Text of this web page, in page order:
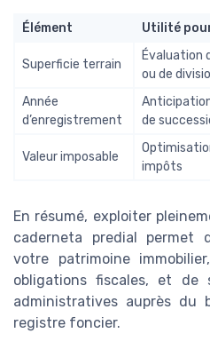
Élément Utilité
Superficie terrain
Évaluation
ou de
Année
d’enregistrement
de
Valeur imposable
impôts
En résumé, exploiter
caderneta predial permet
votre patrimoine
obligations fiscales, et de
administratives auprès du
registre foncier.